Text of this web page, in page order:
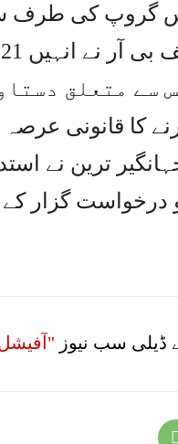
گروپ کی طرف
سے متعلق
کا ٹیکس آڈٹ کرنے کا
ترین نے
درخواست گزار کے
ڈیلی سب نیوز